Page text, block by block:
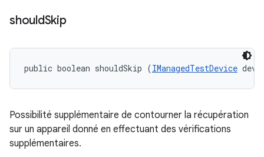
shouldSkip
public boolean shouldSkip (IManagedTestDevice
Possibilité supplémentaire de contourner la récupération
sur un appareil donné en effectuant des vérifications
supplémentaires.